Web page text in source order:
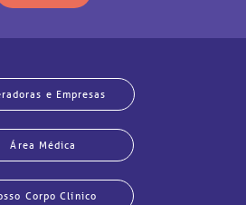
e Empresas
Área Médica
Corpo Clínico